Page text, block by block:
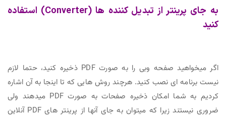
به جای پرینتر از تبدیل کننده ها (Converter) استفاده
کنید
اگر میخواهید صفحه وبی را به صورت PDF ذخیره کنید، حتما لازم
نیست برنامه ای نصب کنید. هرچند روش هایی که تا اینجا به آن اشاره
کردیم به شما امکان ذخیره صفحات به صورت PDF میدهند ولی
ضروری نیستند زیرا که میتوان به جای آنها از پرینتر های PDF آنلاین